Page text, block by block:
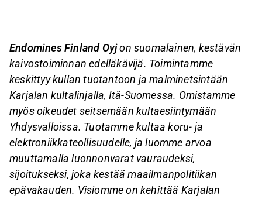
Endomines Finland Oyjon suomalainen, kestävän
kaivostoiminnan edelläkävijä. Toimintamme
keskittyy kullan tuotantoon ja malminetsintään
Karjalan kultalinjalla, Itä-Suomessa. Omistamme
myös oikeudet seitsemään kultaesiintymään
Yhdysvalloissa. Tuotamme kultaa koru- ja
elektroniikkateollisuudelle, ja luomme arvoa
muuttamalla luonnonvarat vauraudeksi,
sijoitukseksi, joka kestää maailmanpolitiikan
epävakauden. Visiomme on kehittää Karjalan